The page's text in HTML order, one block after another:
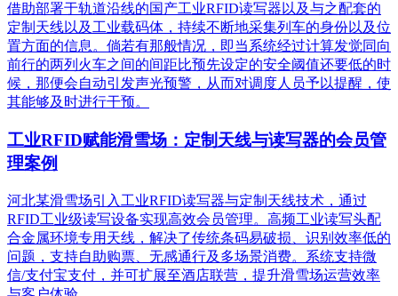
借助部署于轨道沿线的国产工业RFID读写器以及与之配套的
定制天线以及工业载码体，持续不断地采集列车的身份以及位
置方面的信息。倘若有那般情况，即当系统经过计算发觉同向
前行的两列火车之间的间距比预先设定的安全阈值还要低的时
候，那便会自动引发声光预警，从而对调度人员予以提醒，使
其能够及时进行干预。
工业RFID赋能滑雪场：定制天线与读写器的会员管
理案例
河北某滑雪场引入工业RFID读写器与定制天线技术，通过
RFID工业级读写设备实现高效会员管理。高频工业读写头配
合金属环境专用天线，解决了传统条码易破损、识别效率低的
问题，支持自助购票、无感通行及多场景消费。系统支持微
信/支付宝支付，并可扩展至酒店联营，提升滑雪场运营效率